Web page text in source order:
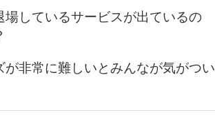
しているサービスが出ているの
非常に難しいとみんなが気がつい